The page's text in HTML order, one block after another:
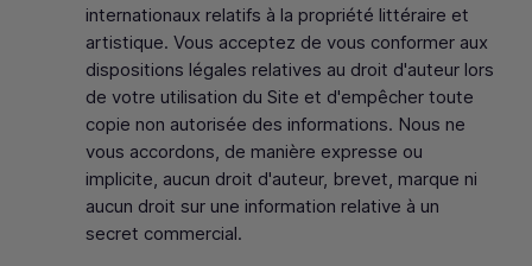
internationaux relatifs à la propriété littéraire et
artistique. Vous acceptez de vous conformer aux
dispositions légales relatives au droit d'auteur lors
de votre utilisation du Site et d'empêcher toute
copie non autorisée des informations. Nous ne
vous accordons, de manière expresse ou
implicite, aucun droit d'auteur, brevet, marque ni
aucun droit sur une information relative à un
secret commercial.